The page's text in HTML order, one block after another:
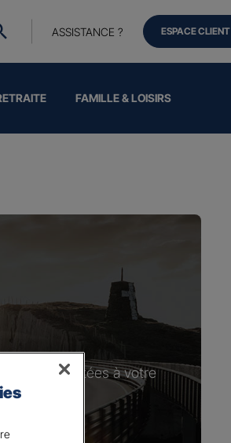
FAMILLE & LOISIRS
ASSISTANCE ? ESPACE CLIENT
plus adaptées à votre